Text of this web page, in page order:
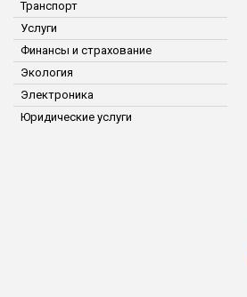
Транспорт
Услуги
Финансы и страхование
Экология
Электроника
Юридические услуги